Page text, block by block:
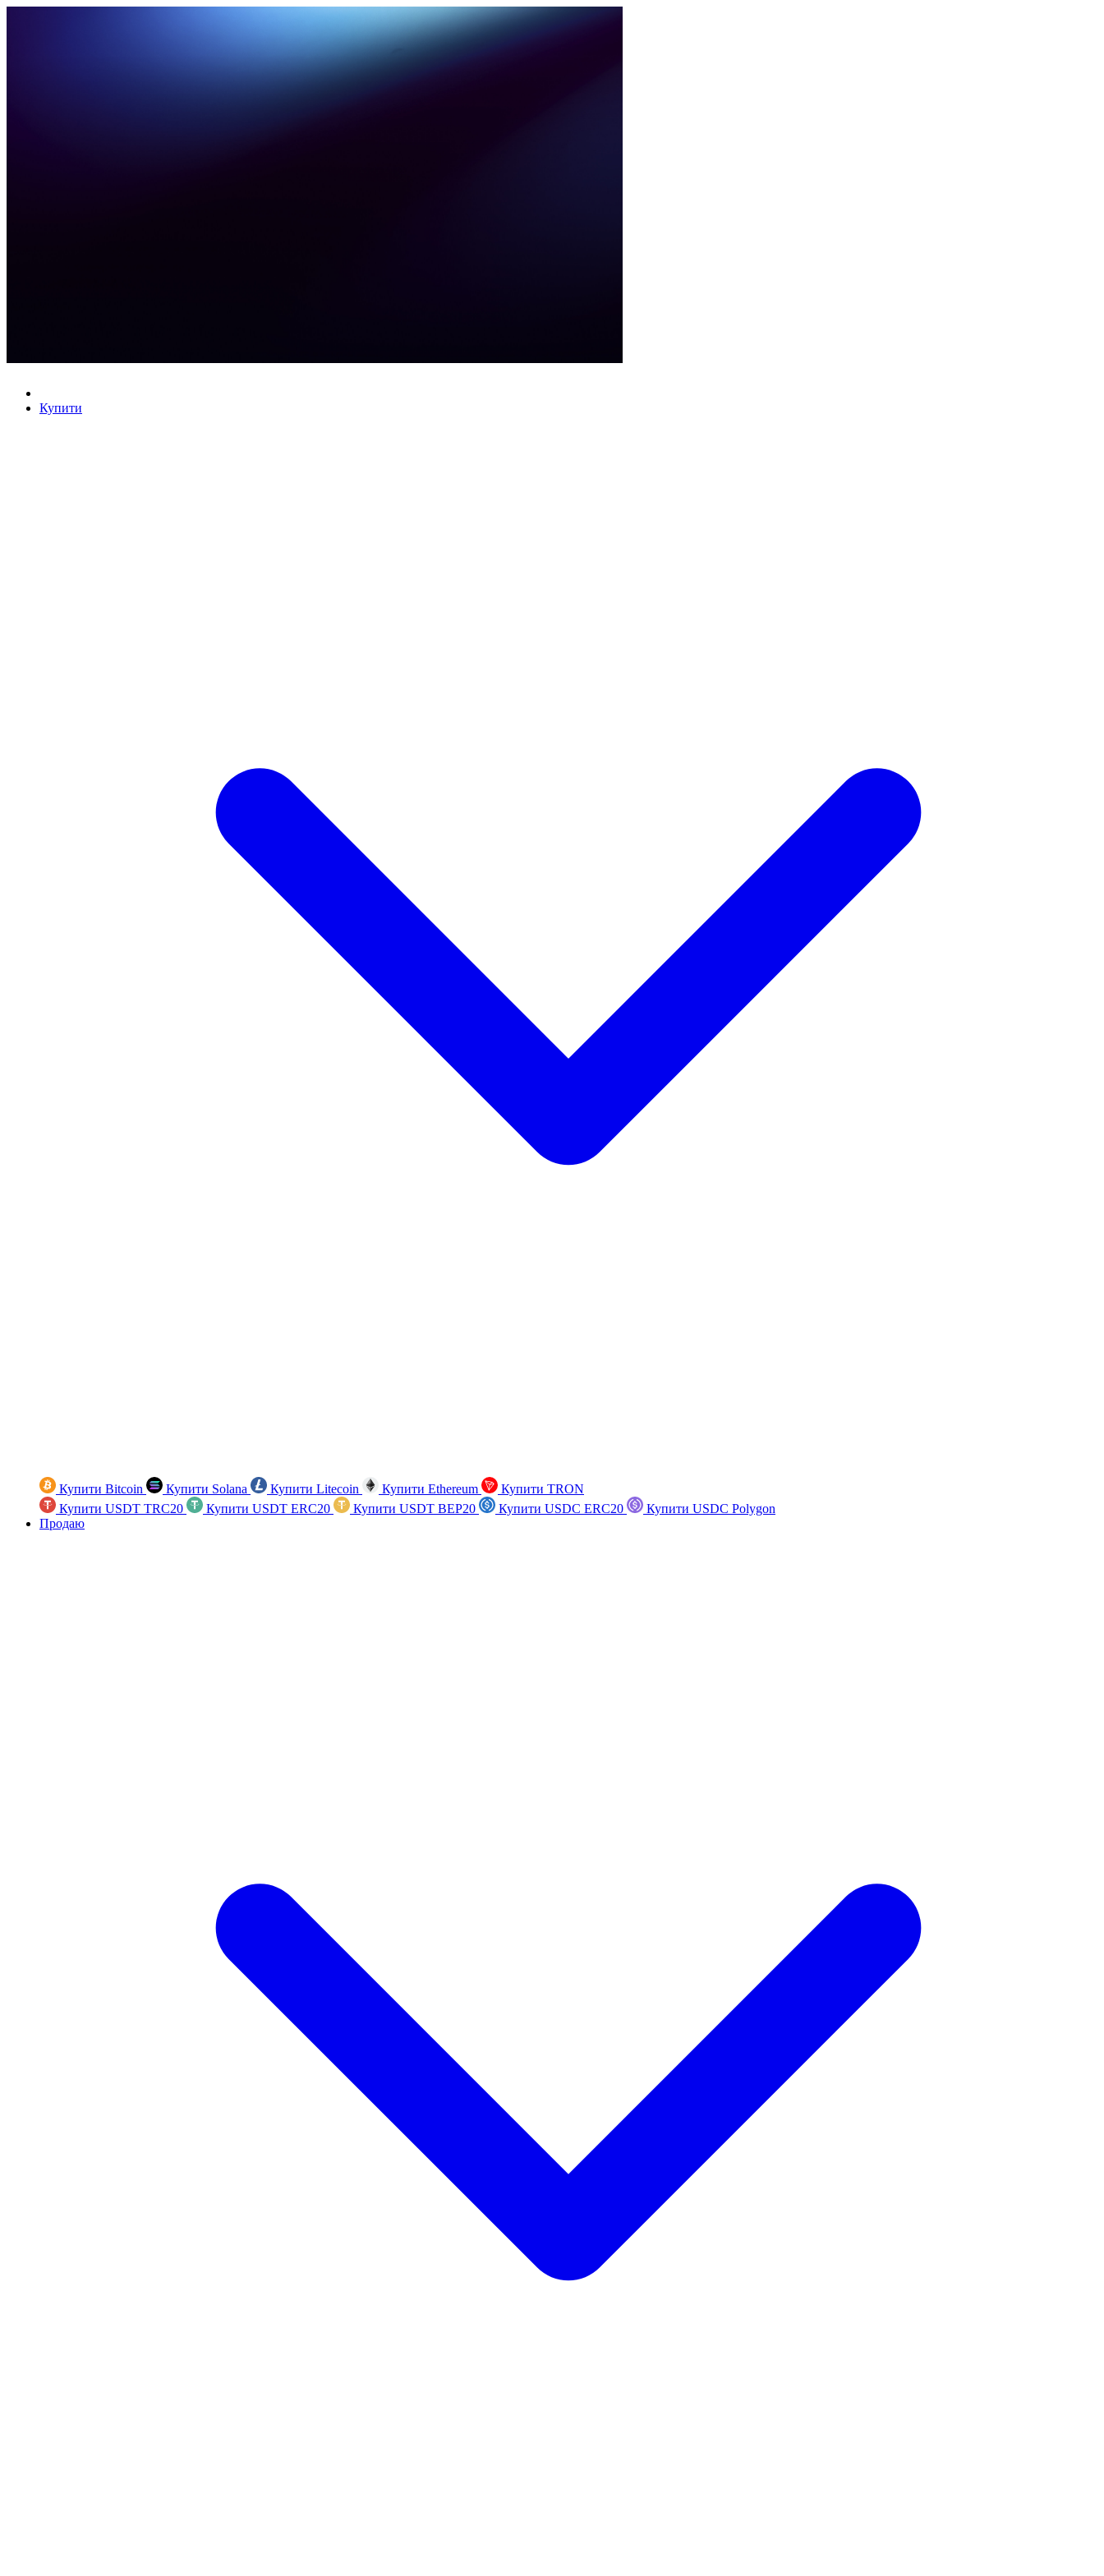
Купити
Купити Bitcoin Купити Solana Купити Litecoin Купити Ethereum
Купити TRON
Купити USDT TRC20
Купити USDT ERC20 Купити USDT BEP20 Купити USDC ERC20
Купити USDC Polygon
Продаю